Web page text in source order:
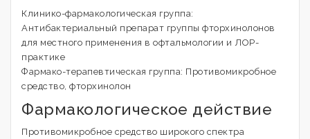
Клинико-фармакологическая группа:
Антибактериальный препарат группы фторхинолонов
для местного применения в офтальмологии и ЛОР-
практике
Фармако-терапевтическая группа: Противомикробное
средство, фторхинолон
Фармакологическое действие
Противомикробное средство широкого спектра